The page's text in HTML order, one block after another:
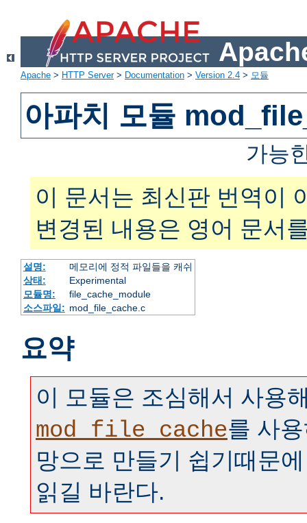
Apache > HTTP Server> Documentation > Version 2.4 > 모듈
아파치 모듈
가능
이 문서는 최신판 번역이
변경된 내용은 영어 문서
설명:
메모리에 정적 파일들을 캐쉬
상태:
Experimental
모듈명:
file_cache_module
소스파일: mod_file_cache.c
요약
이 모듈은 조심해서 사용
mod_file_cache를 사
망으로 만들기 쉽기때문
읽길 바란다.